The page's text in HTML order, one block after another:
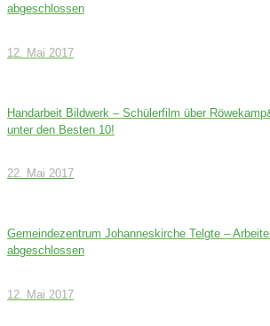
abgeschlossen
12. Mai 2017
Handarbeit Bildwerk – Schülerfilm über
unter den Besten 10!
22. Mai 2017
Gemeindezentrum Johanneskirche Telgte –
abgeschlossen
12. Mai 2017